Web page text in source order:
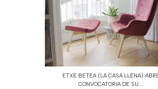
ETXE BETEA (LA CASA LLENA)
CONVOCATORIA DE SU...